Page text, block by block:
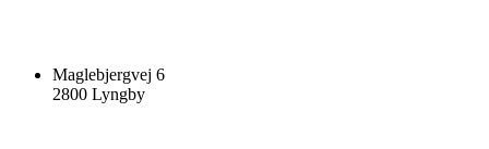
Maglebjergvej 6
2800 Lyngby